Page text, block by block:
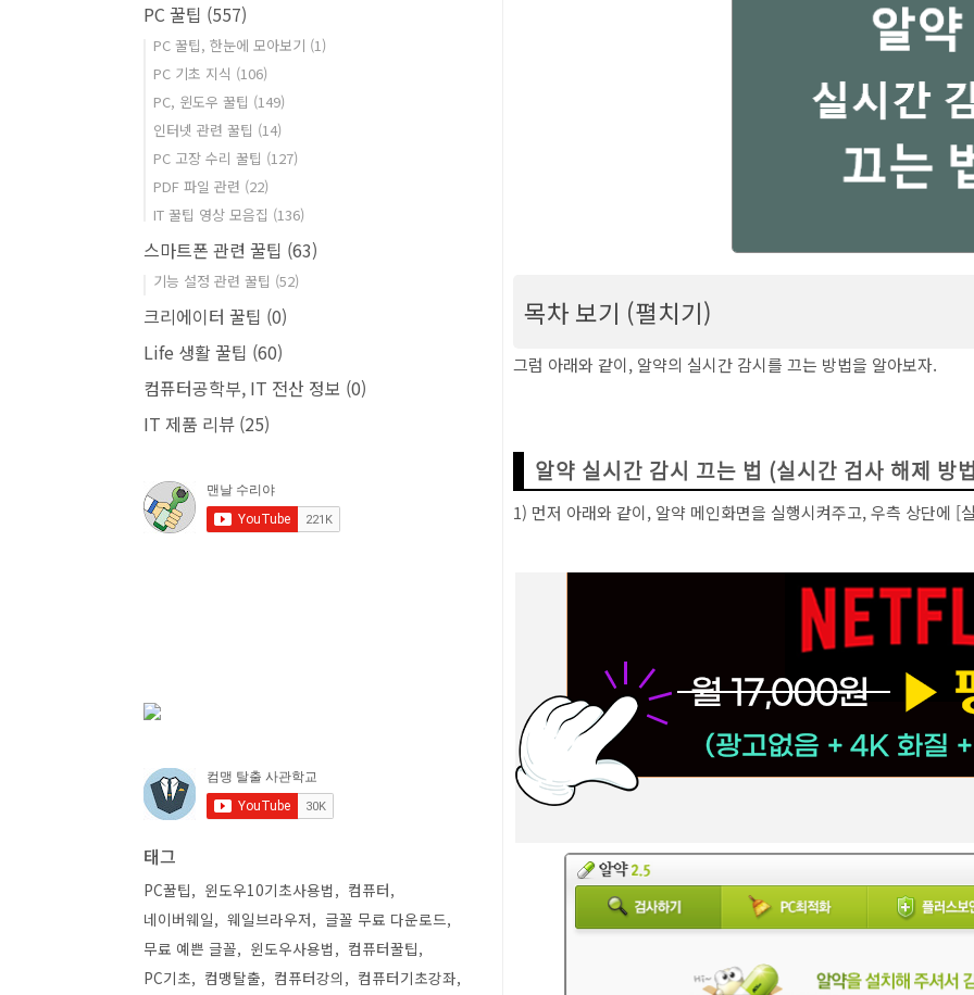
목차 보기 (펼치기)
알약 실시간 감시 끄기, 초간단 30초 컷 (알약 실
그럼 아래와 같이, 알약의 실시간 감시를 끄는 방법을 알아보자.
알약 실시간 감시 끄는 법 (실시간 검사 해제 방
1) 먼저 아래와 같이, 알약 메인화면을 실행시켜주고, 우측 상단에 [
PC 꿀팁 (557)
PC 꿀팁, 한눈에 모아보기 (1)
PC 기초 지식 (106)
PC, 윈도우 꿀팁 (149)
인터넷 관련 꿀팁 (14)
PC 고장 수리 꿀팁 (127)
PDF 파일 관련 (22)
IT 꿀팁 영상 모음집 (136)
스마트폰 관련 꿀팁 (63)
기능 설정 관련 꿀팁 (52)
크리에이터 꿀팁 (0)
Life 생활 꿀팁 (60)
컴퓨터공학부, IT 전산 정보 (0)
IT 제품 리뷰 (25)
태그
PC꿀팁 윈도우10기초사용법
컴퓨터
네이버웨일
웨일브라우저
글꼴 무료 다운로드
무료 예쁜 글꼴
윈도우사용법
컴퓨터꿀팁
PC기초
컴맹탈출 컴퓨터강의
컴퓨터기초강좌